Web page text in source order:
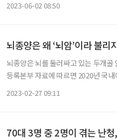
2023-06-02 08:50
뇌종양은 왜 ‘뇌암’이라 불리
뇌종양은 뇌를 둘러싸고 있는 두개골
등록본부 자료에 따르면 2020년 국
2023-02-27 09:11
70대 3명 중 2명이 겪는 난